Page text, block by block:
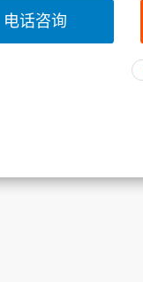
电话咨询